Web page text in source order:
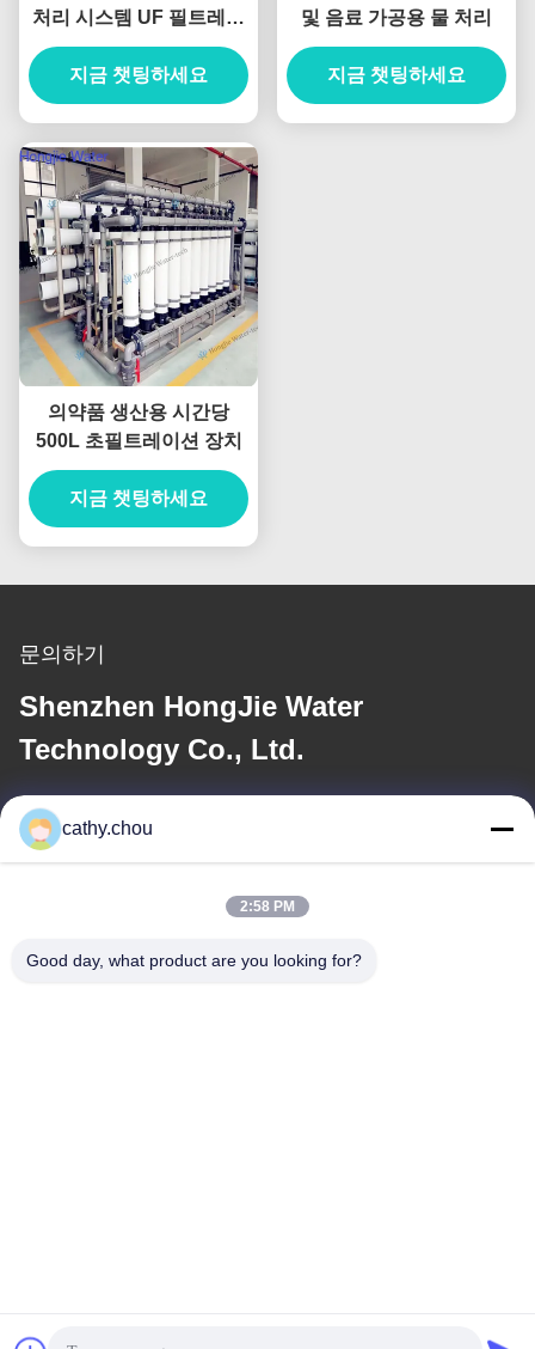
처리 시스템 UF 필트레이
션 시스템 0.25T/H-
1000T/H
지금 챗팅하세요
및 음료 가공용 물 처리
지금 챗팅하세요
의약품 생산용 시간당
500L 초필트레이션 장치
지금 챗팅하세요
문의하기
Shenzhen HongJie Water
Technology Co., Ltd.
이메일
cathy@szhjwater.com
우리 주소
중국 좋은 품질 순수 장비 공급업체. 저작권 © -2026 Shenzhen
cathy.chou
2:58 PM
Good day, what product are you looking for?